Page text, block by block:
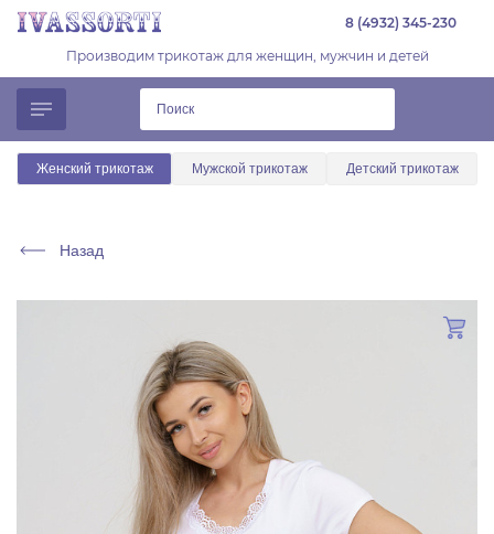
8 (4932) 345-230
Производим трикотаж для женщин, мужчин и детей
Женский трикотаж Мужской трикотаж Детский трикотаж
Назад